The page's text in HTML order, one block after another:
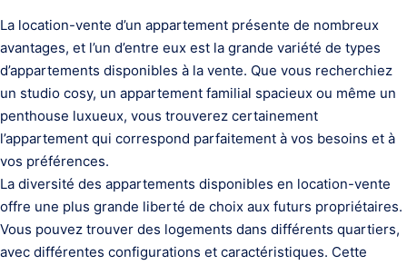
La location-vente d’un appartement présente de nombreux
avantages, et l’un d’entre eux est la grande variété de types
d’appartements disponibles à la vente. Que vous recherchiez
un studio cosy, un appartement familial spacieux ou même un
penthouse luxueux, vous trouverez certainement
l’appartement qui correspond parfaitement à vos besoins et à
vos préférences.
La diversité des appartements disponibles en location-vente
offre une plus grande liberté de choix aux futurs propriétaires.
Vous pouvez trouver des logements dans différents quartiers,
avec différentes configurations et caractéristiques. Cette